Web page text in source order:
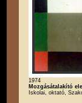
1974
Mozgásátalakító
Iskolai, oktató,